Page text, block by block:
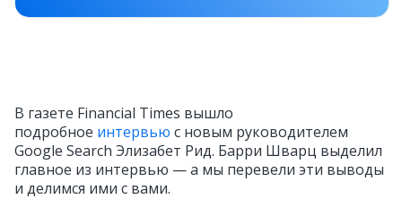
В газете Financial Times вышло
подробное интервью с новым руководителем
Google Search Элизабет Рид. Барри Шварц выделил
главное из интервью — а мы перевели эти выводы
и делимся ими с вами.